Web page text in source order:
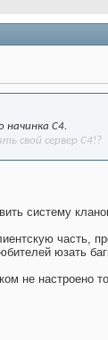
начинка С4.
свой сервер С4!?
систему
часть,
юзать
не настроено